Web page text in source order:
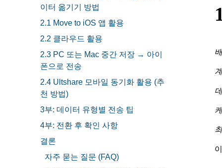
이터 옮기기 방법
2.1 Move to iOS 앱 활용
2.2 클라우드 활용
2.3 PC 또는 Mac 중간 저장 → 아이
폰으로 전송
2.4 Ultshare 모바일 동기화 활용 (추
천 방법)
3부: 데이터 유형별 전송 팁
4부: 전환 후 확인 사항
결론
자주 묻는 질문 (FAQ)